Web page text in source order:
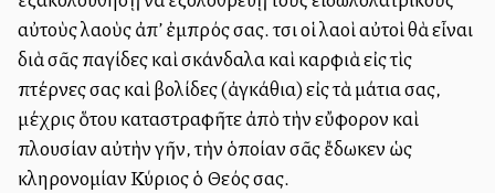
αὐτοὺς λαοὺς ἀπ’ ἐμπρός σας. Ἔτσι οἱ λαοὶ αὐτοὶ θὰ εἶναι
διὰ σᾶς παγίδες καὶ σκάνδαλα καὶ καρφιὰ εἰς τὶς
πτέρνες σας καὶ βολίδες (ἀγκάθια) εἰς τὰ μάτια σας,
μέχρις ὅτου καταστραφῆτε ἀπὸ τὴν εὔφορον καὶ
πλουσίαν αὐτὴν γῆν, τὴν ὁποίαν σᾶς ἔδωκεν ὡς
κληρονομίαν Κύριος ὁ Θεός σας.